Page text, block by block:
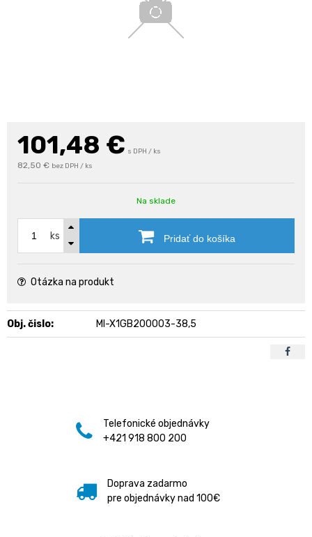
101,48 € s DPH / ks
82,50 € bez DPH / ks
Na sklade
ks Pridať do košíka
Otázka na produkt
Obj. čislo: MI-X1GB200003-38,5
Telefonické objednávky
+421 918 800 200
Doprava zadarmo
pre objednávky nad 100€